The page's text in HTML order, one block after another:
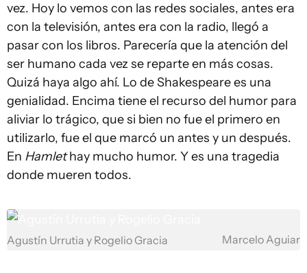
vez. Hoy lo vemos con las redes sociales, antes era
con la televisión, antes era con la radio, llegó a
pasar con los libros. Parecería que la atención del
ser humano cada vez se reparte en más cosas.
Quizá haya algo ahí. Lo de Shakespeare es una
genialidad. Encima tiene el recurso del humor para
aliviar lo trágico, que si bien no fue el primero en
utilizarlo, fue el que marcó un antes y un después.
En Hamlethay mucho humor. Y es una tragedia
donde mueren todos.
Agustín Urrutia y Rogelio Gracia Marcelo Aguiar